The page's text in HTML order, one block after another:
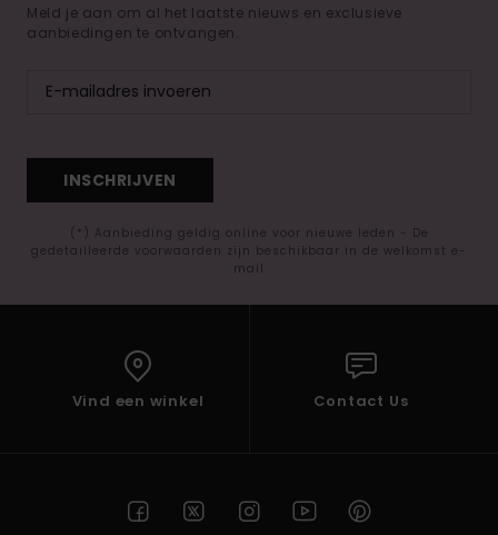
Meld je aan om al het laatste nieuws en exclusieve
aanbiedingen te ontvangen.
INSCHRIJVEN
(*) Aanbieding geldig online voor nieuwe leden - De
gedetailleerde voorwaarden zijn beschikbaar in de welkomst e-
mail
Vind een winkel Contact Us